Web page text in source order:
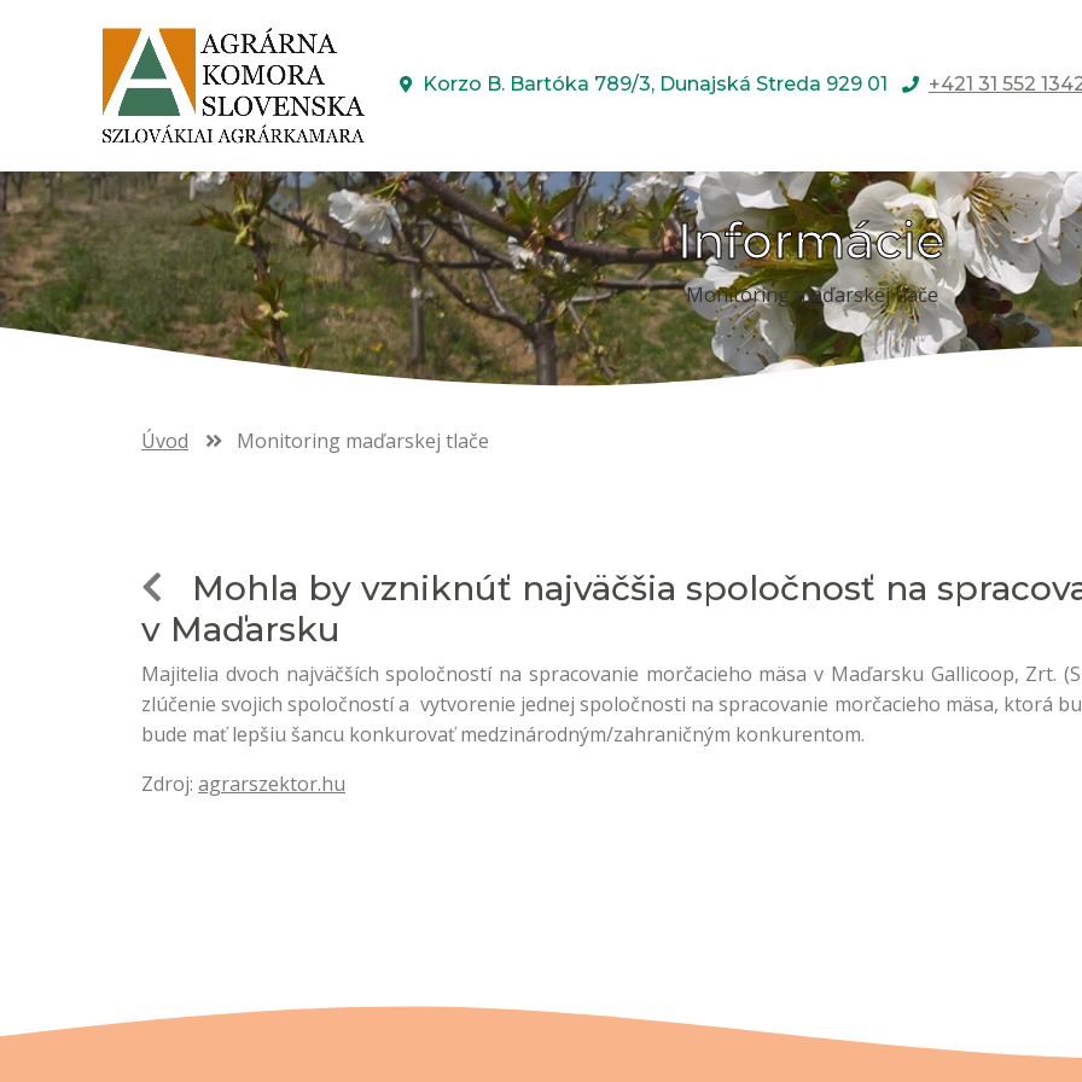
Korzo B. Bartóka 789/3, Dunajská Streda 929 01 +421 31 552
Informácie
Monitoring maďarskej tlače
Úvod Monitoring maďarskej tlače
Mohla by vzniknúť najväčšia spoločnosť na
v Maďarsku
Majitelia dvoch najväčších spoločností na spracovanie morčacieho mäsa v Maďarsku Gallicoop, Zrt.
zlúčenie svojich spoločností a vytvorenie jednej spoločnosti na spracovanie morčacieho mäsa, ktorá
bude mať lepšiu šancu konkurovať medzinárodným/zahraničným konkurentom.
Zdroj: agrarszektor.hu